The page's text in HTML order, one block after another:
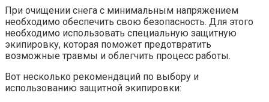
При очищении снега с минимальным напряжением
необходимо обеспечить свою безопасность. Для этого
необходимо использовать специальную защитную
экипировку, которая поможет предотвратить
возможные травмы и облегчить процесс работы.
Вот несколько рекомендаций по выбору и
использованию защитной экипировки: